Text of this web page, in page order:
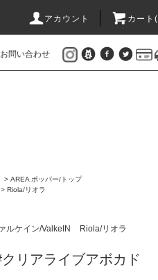
アカウント カート(
お問い合わせ
> AREA ポッパー/トップ
> Riola/リオラ
ルケイン/ValkeIN Riola/リオラ
リアライブアボカド